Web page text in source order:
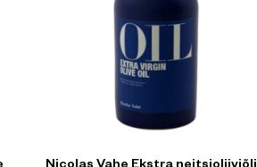
Nicolas Vahe Ekstra neitsioliiviõli